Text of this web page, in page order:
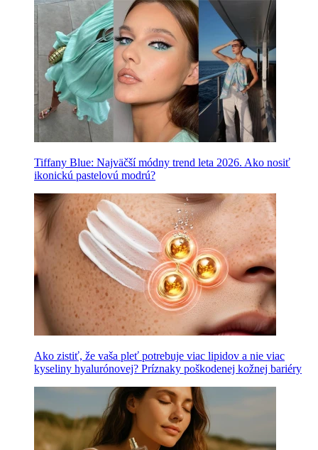
Tiffany Blue: Najväčší módny trend leta 2026. Ako nosiť
ikonickú pastelovú modrú?
Ako zistiť, že vaša pleť potrebuje viac lipidov a nie viac
kyseliny hyalurónovej? Príznaky poškodenej kožnej bariéry